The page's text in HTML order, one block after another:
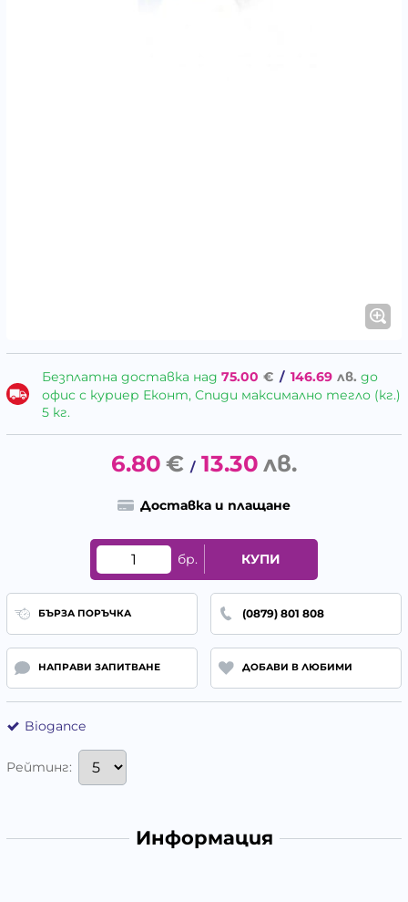
Безплатна доставка над 75.00 € / 146.69 лв. до
офис с куриер Еконт, Спиди максимално тегло (кг.)
5 кг.
6.80 € / 13.30 лв.
Доставка и плащане
бр. КУПИ
БЪРЗА ПОРЪЧКА (0879) 801 808
НАПРАВИ ЗАПИТВАНЕ ДОБАВИ В ЛЮБИМИ
Biogance
Рейтинг:
Информация